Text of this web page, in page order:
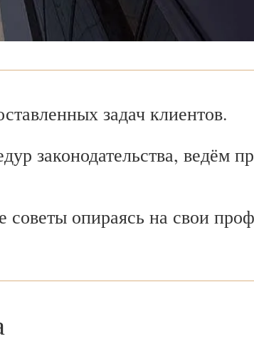
задач клиентов.
законодательства, ведём
опираясь на свои